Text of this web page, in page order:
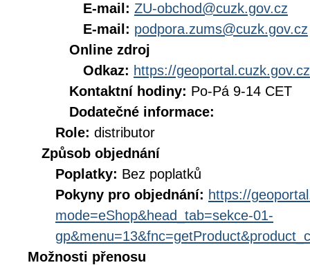
E-mail: ZU-obchod@cuzk.gov.cz
E-mail: podpora.zums@cuzk.gov.cz
Online zdroj
Odkaz: https://geoportal.cuzk.gov.cz
Kontaktní hodiny: Po-Pá 9-14 CET
Dodatečné informace:
Role: distributor
Způsob objednání
Poplatky: Bez poplatků
Pokyny pro objednání: https://
mode=eShop&head_tab=sekce-01-
Možnosti přenosu